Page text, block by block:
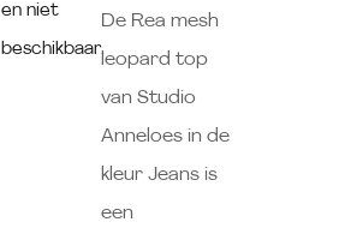
en niet
beschikbaar.
De Rea mesh
leopard top
van Studio
Anneloes in de
kleur Jeans is
een